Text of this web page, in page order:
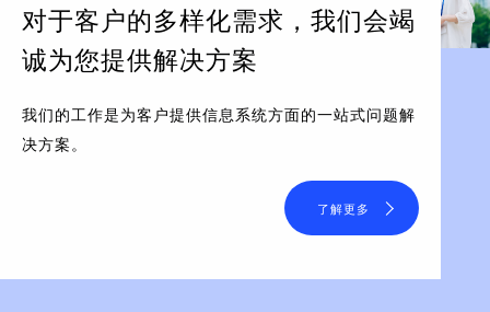
对于客户的多样化需求， 我们会竭
诚为您提供解决方案
我们的工作是为客户提供信息系统方面的一站式问题解
决方案。
了解更多